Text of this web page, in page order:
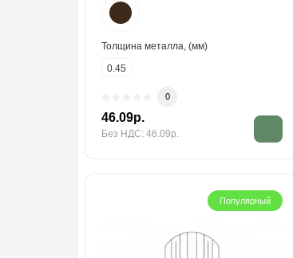
Толщина металла, (мм)
0.45
0
46.09р.
Без НДС: 46.09р.
Популярный